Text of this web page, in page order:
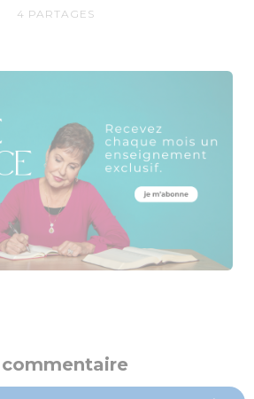
4 PARTAGES
commentaire